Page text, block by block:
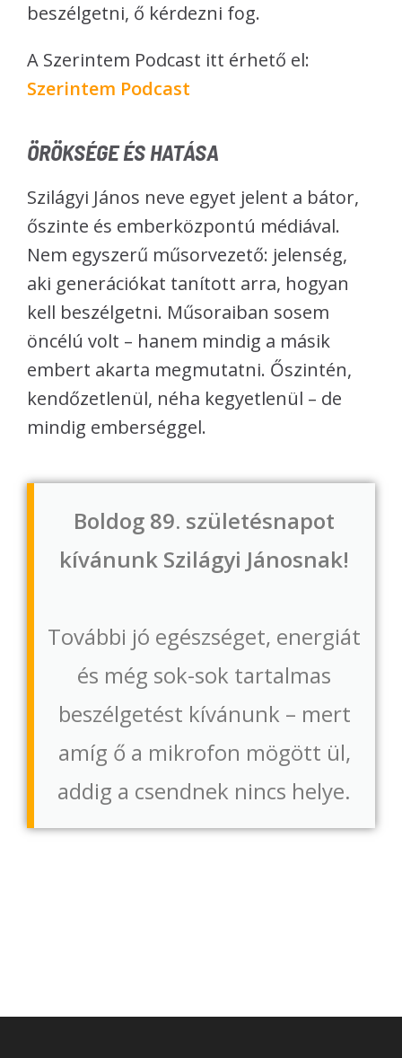
beszélgetni, ő kérdezni fog.
A Szerintem Podcast itt érhető el:
Szerintem Podcast
ÖRÖKSÉGE ÉS HATÁSA
Szilágyi János neve egyet jelent a bátor,
őszinte és emberközpontú médiával.
Nem egyszerű műsorvezető: jelenség,
aki generációkat tanított arra, hogyan
kell beszélgetni. Műsoraiban sosem
öncélú volt – hanem mindig a másik
embert akarta megmutatni. Őszintén,
kendőzetlenül, néha kegyetlenül – de
mindig emberséggel.
Boldog 89. születésnapot
kívánunk Szilágyi Jánosnak!
További jó egészséget, energiát
és még sok-sok tartalmas
beszélgetést kívánunk – mert
amíg ő a mikrofon mögött ül,
addig a csendnek nincs helye.